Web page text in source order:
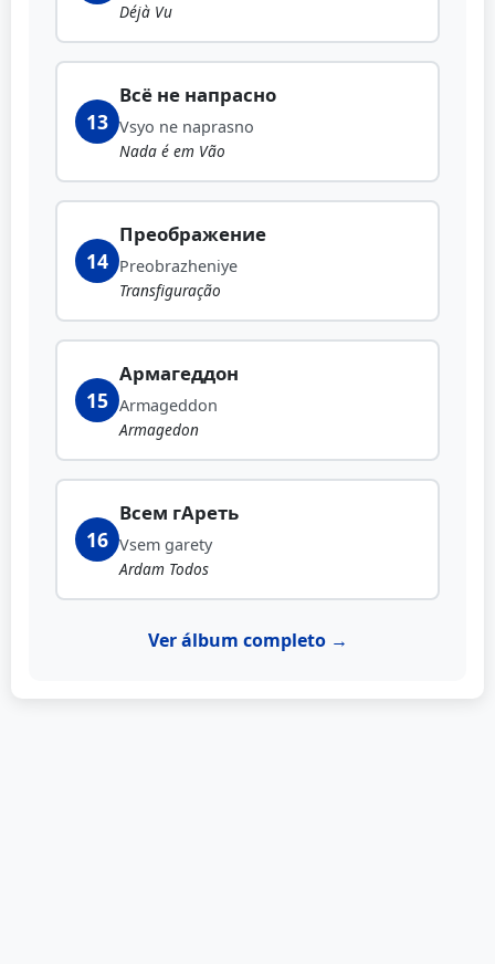
Déjà Vu
13
Всё не напрасно
Vsyo ne naprasno
Nada é em Vão
14
Преображение
Preobrazheniye
Transfiguração
15
Армагеддон
Armageddon
Armagedon
16
Всем гАреть
Vsem garety
Ardam Todos
Ver álbum completo →